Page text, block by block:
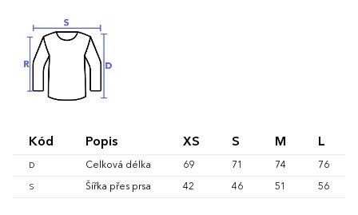
Kód Popis XS S M L
D Celková délka 69 71 74 76
S Šířka přes prsa 42 46 51 56